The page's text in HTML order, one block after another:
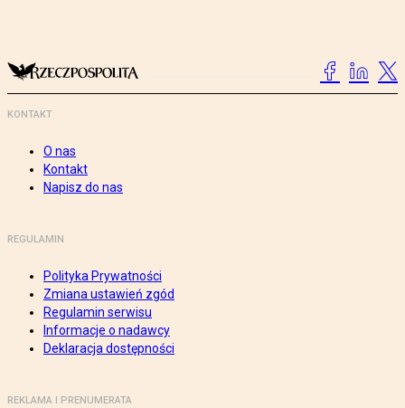
KONTAKT
O nas
Kontakt
Napisz do nas
REGULAMIN
Polityka Prywatności
Zmiana ustawień zgód
Regulamin serwisu
Informacje o nadawcy
Deklaracja dostępności
REKLAMA I PRENUMERATA